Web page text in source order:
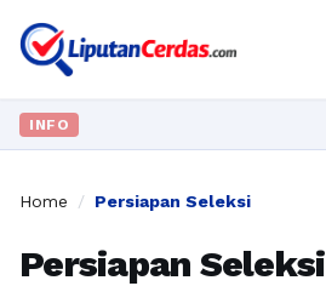
INFO
Home / Persiapan Seleksi
Persiapan Seleksi